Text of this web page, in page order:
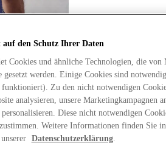
den Schutz Ihrer Daten
Cookies und ähnliche Technologien, die
gesetzt werden. Einige Cookies sind
funktioniert). Zu den nicht notwendigen
analysieren, unsere Marketingkampagnen
Diese nicht notwendigen
Weitere Informationen finden Sie
Datenschutzerklärung.